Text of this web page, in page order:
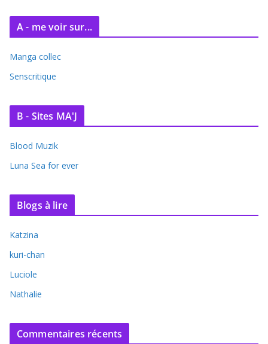
A - me voir sur...
Manga collec
Senscritique
B - Sites MA'J
Blood Muzik
Luna Sea for ever
Blogs à lire
Katzina
kuri-chan
Luciole
Nathalie
Commentaires récents